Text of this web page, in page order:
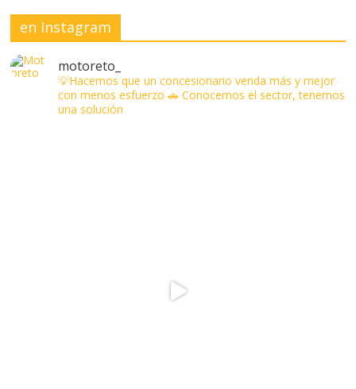
en Instagram
motoreto_
💡Hacemos que un concesionario venda más y mejor
con menos esfuerzo 🚗 Conocemos el sector, tenemos
una solución